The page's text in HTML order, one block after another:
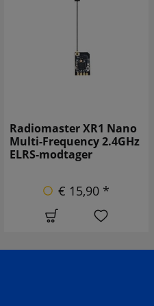
Radiomaster XR1 Nano
Multi-Frequency 2.4GHz
ELRS-modtager
€ 15,90 *